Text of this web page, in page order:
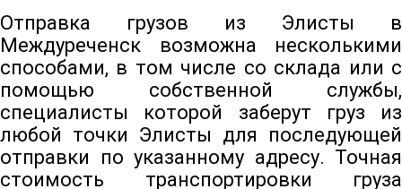
Отправка грузов из Элисты в
Междуреченск возможна несколькими
способами, в том числе со склада или с
помощью собственной службы,
специалисты которой заберут груз из
любой точки Элисты для последующей
отправки по указанному адресу. Точная
стоимость транспортировки груза